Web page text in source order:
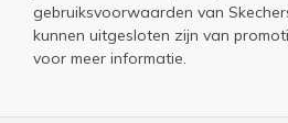
gebruiksvoorwaarden van
kunnen uitgesloten zijn van
voor meer informatie.